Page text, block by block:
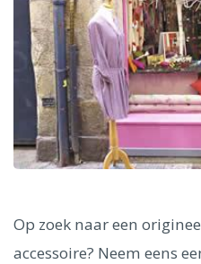
Dresden
Ålesund
Op zoek naar een
accessoire? Neem eens